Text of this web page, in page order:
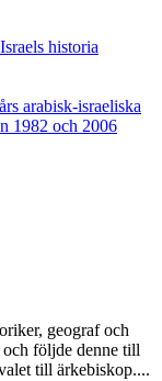
Israels historia
arabisk-israeliska
1982 och 2006
geograf och
följde denne till
till ärkebiskop....